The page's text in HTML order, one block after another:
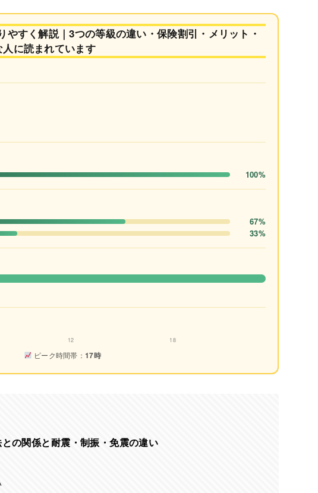
やすく解説｜3つの等級の違い・保険割引・メリット・
に読まれています
100%
67%
33%
12 18
ピーク時間帯：17時
の関係と耐震・制振・免震の違い